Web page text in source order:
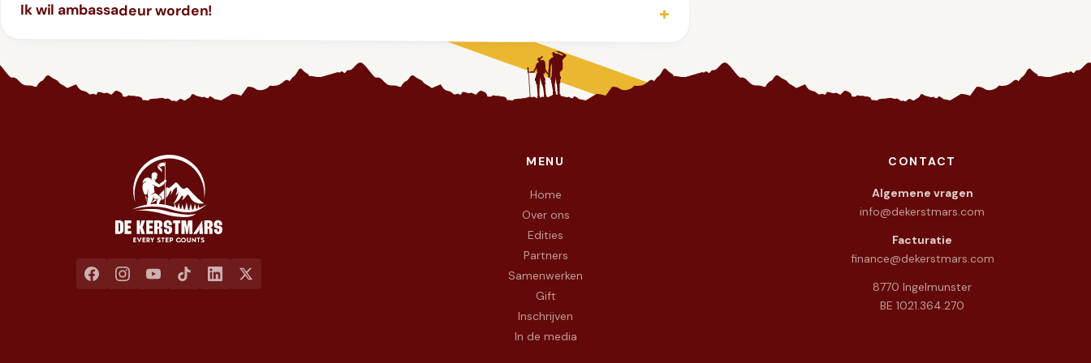
Ik wil ambassadeur worden!
Jaarlijkse liefdadigheidswandeling ten voordele van het goede doel To Walk Again — wij wandelen met vuur in de voeten en warmte in het hart.
MENU
Home
Over ons
Edities
Partners
Samenwerken
Gift
Inschrijven
In de media
CONTACT
Algemene vragen
info@dekerstmars.com
Facturatie
finance@dekerstmars.com
8770 Ingelmunster
BE 1021.364.270